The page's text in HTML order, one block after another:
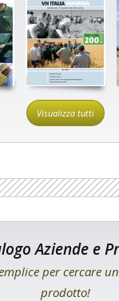
Visualizza tutti
Aziende e
per cercare
prodotto!